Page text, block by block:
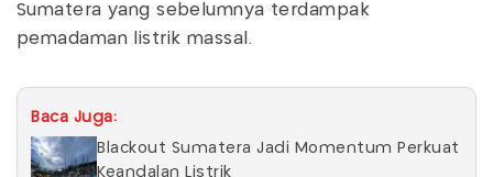
Sumatera yang sebelumnya terdampak
pemadaman listrik massal.
Baca Juga:
Blackout Sumatera Jadi Momentum Perkuat
Keandalan Listrik